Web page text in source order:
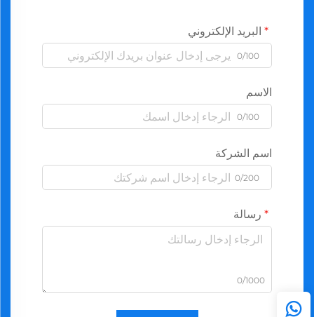
البريد الإلكتروني
0/100
الاسم
0/100
اسم الشركة
0/200
رسالة
0/1000